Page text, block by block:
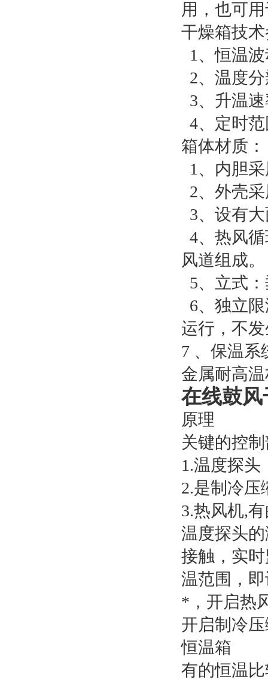
用，也可
干燥箱技
1、恒温
2、温度
3、升温
4、定时
箱体材质：
1、内胆
2、外壳
3、设有
4、热风
风道组成。
5、立式
6、独立
运行，不
7 、保温系
金属耐高
在线鼓风
原理
关键的控
1.温度探头
2.是制冷压
3.热风机,
温度探头
接触，实
温范围，
*，开启热
开启制冷
恒温箱
有的恒温